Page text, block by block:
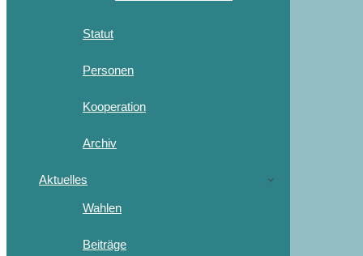
Statut
Personen
Kooperation
Archiv
Aktuelles
Wahlen
Beiträge